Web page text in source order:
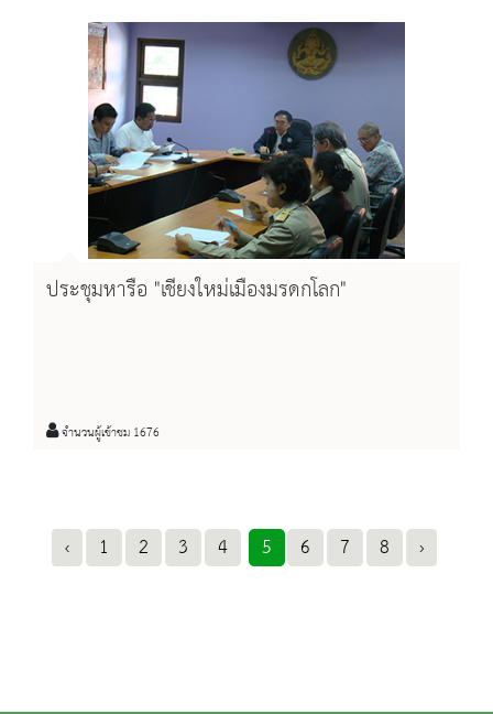
ประชุมหารือ "เชียงใหม่เมืองมรดกโลก"
จำนวนผู้เข้าชม 1676
‹ 1 2 3 4 5 6 7 8 ›